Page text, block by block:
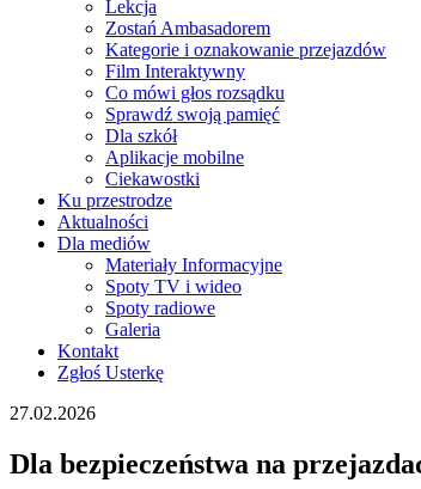
Lekcja
Zostań Ambasadorem
Kategorie i oznakowanie przejazdów
Film Interaktywny
Co mówi głos rozsądku
Sprawdź swoją pamięć
Dla szkół
Aplikacje mobilne
Ciekawostki
Ku przestrodze
Aktualności
Dla mediów
Materiały Informacyjne
Spoty TV i wideo
Spoty radiowe
Galeria
Kontakt
Zgłoś Usterkę
27.02.2026
Dla bezpieczeństwa na